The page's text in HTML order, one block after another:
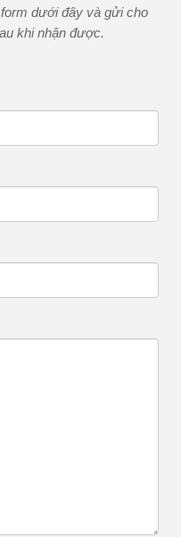
dưới đây và gửi cho
khi nhận được.